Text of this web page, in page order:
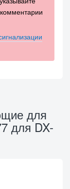
для
для DX-